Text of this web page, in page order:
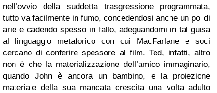
nell’ovvio della suddetta trasgressione programmata,
tutto va facilmente in fumo, concedendosi anche un po’ di
arie e cadendo spesso in fallo, adeguandomi in tal guisa
al linguaggio metaforico con cui MacFarlane e soci
cercano di conferire spessore al film. Ted, infatti, altro
non è che la materializzazione dell’amico immaginario,
quando John è ancora un bambino, e la proiezione
materiale della sua mancata crescita una volta adulto